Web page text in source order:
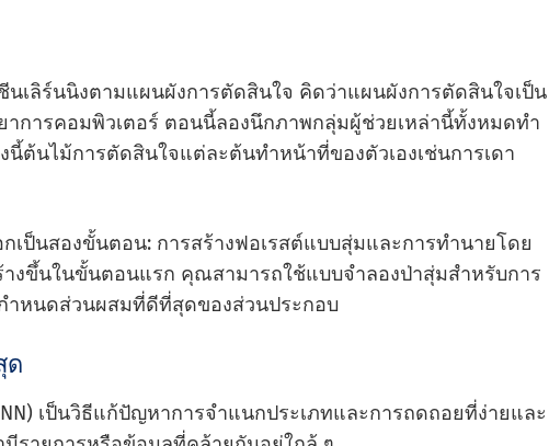
นเลิร์นนิงตามแผนผังการตัดสินใจ คิดว่าแผนผังการตัดสินใจเป็น
การคอมพิวเตอร์ ตอนนี้ลองนึกภาพกลุ่มผู้ช่วยเหล่านี้ทั้งหมดทํา
ต้นไม้การตัดสินใจแต่ละต้นทําหน้าที่ของตัวเองเช่นการเดา
เป็นสองขั้นตอน: การสร้างฟอเรสต์แบบสุ่มและการทํานายโดย
งขึ้นในขั้นตอนแรก คุณสามารถใช้แบบจําลองป่าสุ่มสําหรับการ
าหนดส่วนผสมที่ดีที่สุดของส่วนประกอบ
ด
เป็นวิธีแก้ปัญหาการจําแนกประเภทและการถดถอยที่ง่ายและ